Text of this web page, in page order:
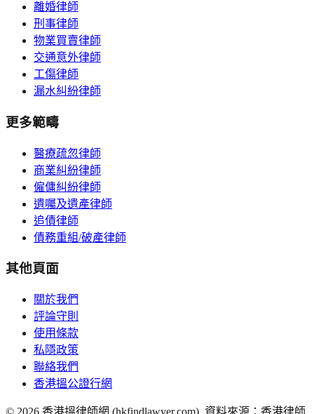
離婚律師
刑事律師
物業買賣律師
交通意外律師
工傷律師
漏水糾紛律師
更多範疇
醫療疏忽律師
商業糾紛律師
僱傭糾紛律師
遺囑及遺產律師
追債律師
債務重組/破產律師
其他頁面
關於我們
評論守則
使用條款
私隱政策
聯絡我們
香港搵公證行網